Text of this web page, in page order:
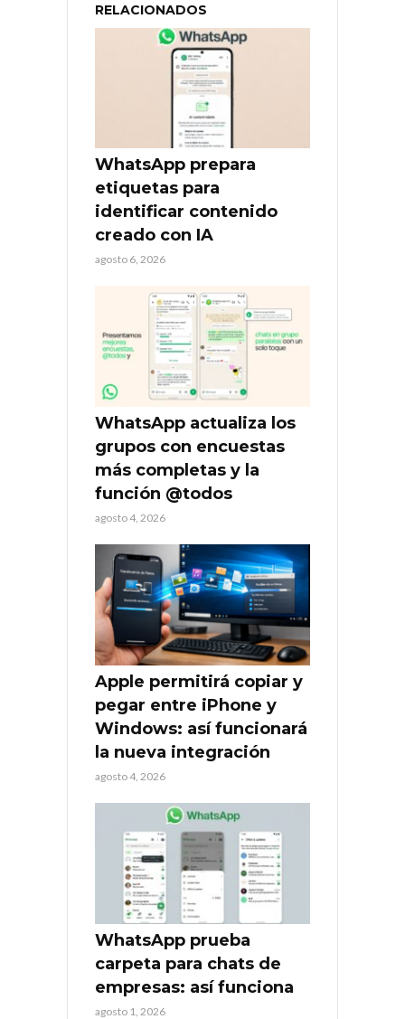
RELACIONADOS
WhatsApp prepara
etiquetas para
identificar contenido
creado con IA
agosto 6, 2026
WhatsApp actualiza los
grupos con encuestas
más completas y la
función @todos
agosto 4, 2026
Apple permitirá copiar y
pegar entre iPhone y
Windows: así funcionará
la nueva integración
agosto 4, 2026
WhatsApp prueba
carpeta para chats de
empresas: así funciona
agosto 1, 2026